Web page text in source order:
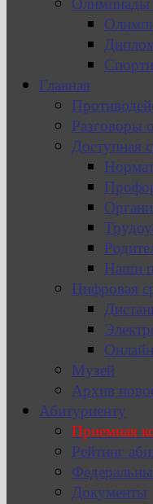
Главная
Разговоры
Доступная
Наши
Цифровая
Музей
Архив
Абитуриенту
Приемная
Рейтинг
Документы